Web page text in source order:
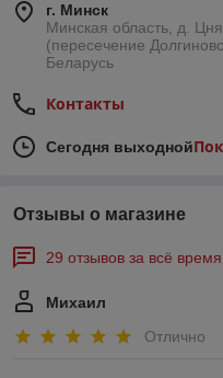
г. Минск
Минская область, д.
(пересечение
Беларусь
Контакты
Сегодня выходной
Отзывы о магазине
29 отзывов за всё время
Михаил
Отлично